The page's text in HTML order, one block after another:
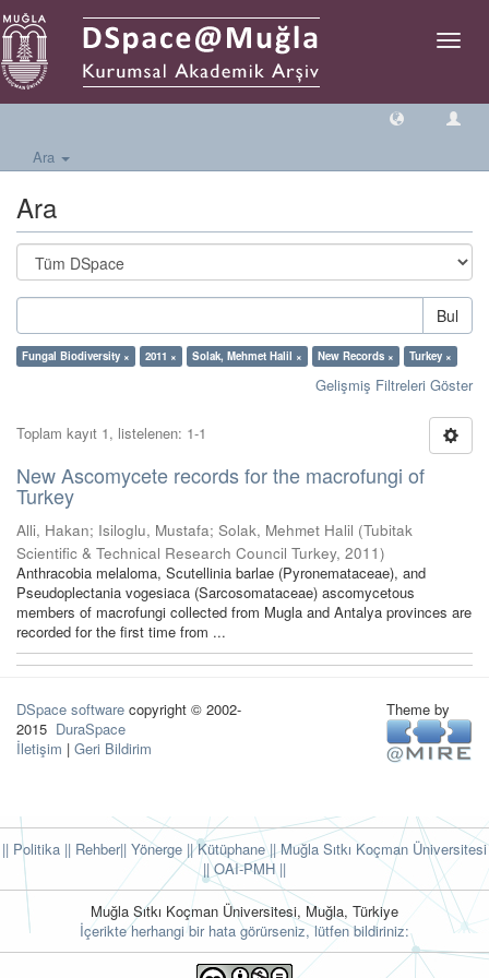
Geçiş
Ara
Ara
Bul
Fungal Biodiversity × 2011 × Solak, Mehmet Halil × New Records × Turkey ×
Gelişmiş Filtreleri Göster
Toplam kayıt 1, listelenen: 1-1
New Ascomycete records for the macrofungi of
Turkey
Alli, Hakan; Isiloglu, Mustafa; Solak, Mehmet Halil (Tubitak
Scientific & Technical Research Council Turkey, 2011)
Anthracobia melaloma, Scutellinia barlae (Pyronemataceae), and
Pseudoplectania vogesiaca (Sarcosomataceae) ascomycetous
members of macrofungi collected from Mugla and Antalya provinces are
recorded for the first time from ...
DSpace software copyright © 2002-
2015 DuraSpace
İletişim | Geri Bildirim
Theme by
|| Politika || Rehber|| Yönerge || Kütüphane|| Muğla Sıtkı Koçman Üniversitesi
||OAI-PMH ||
Muğla Sıtkı Koçman Üniversitesi, Muğla, Türkiye
İçerikte herhangi bir hata görürseniz, lütfen bildiriniz: